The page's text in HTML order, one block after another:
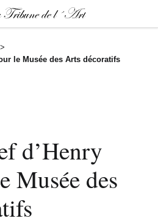
>
le Musée des Arts décoratifs
d’Henry
Musée des